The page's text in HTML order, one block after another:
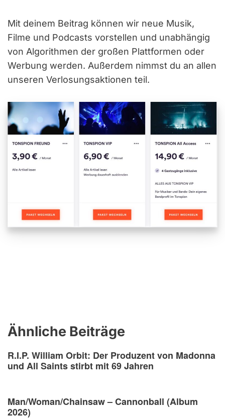
Mit deinem Beitrag können wir neue Musik,
Filme und Podcasts vorstellen und unabhängig
von Algorithmen der großen Plattformen oder
Werbung werden. Außerdem nimmst du an allen
unseren Verlosungsaktionen teil.
Ähnliche Beiträge
R.I.P. William Orbit: Der Produzent von Madonna
und All Saints stirbt mit 69 Jahren
Man/Woman/Chainsaw – Cannonball (Album
2026)